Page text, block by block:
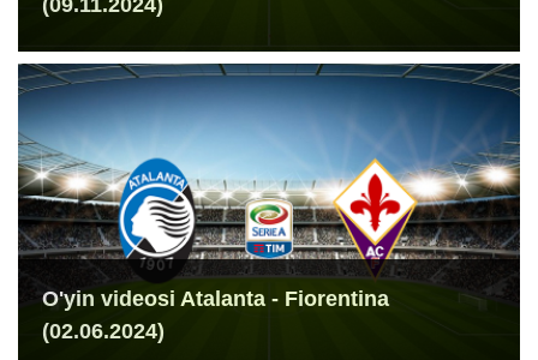
(09.11.2024)
O'yin videosi Atalanta - Fiorentina
(02.06.2024)